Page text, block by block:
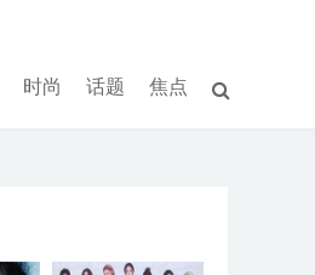
时尚 话题 焦点